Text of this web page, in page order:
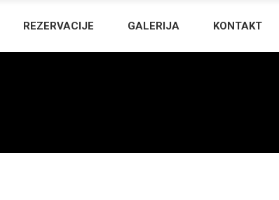
REZERVACIJE GALERIJA KONTAKT